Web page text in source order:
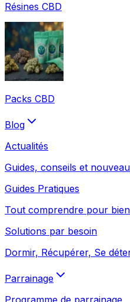
Résines CBD
Packs CBD
Blog
Actualités
Guides, conseils et
Guides Pratiques
Tout comprendre pour
Solutions par besoin
Dormir, Récupérer, Se
Parrainage
Programme de parrainage